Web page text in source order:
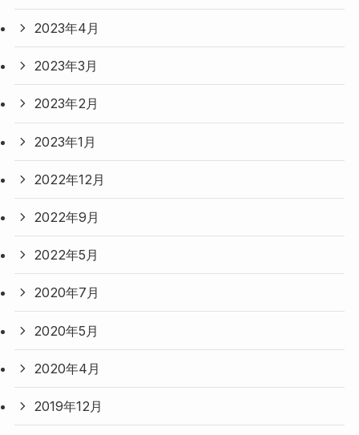
2023年4月
2023年3月
2023年2月
2023年1月
2022年12月
2022年9月
2022年5月
2020年7月
2020年5月
2020年4月
2019年12月